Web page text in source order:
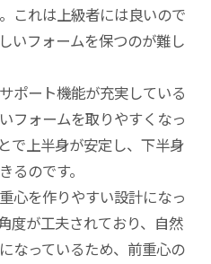
これは上級者には良いので
いフォームを保つのが難し
ポート機能が充実している
フォームを取りやすくなっ
で上半身が安定し、下半身
るのです。
心を作りやすい設計になっ
度が工夫されており、自然
なっているため、前重心の